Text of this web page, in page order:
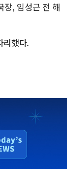
장, 임성근 전 해
리했다.